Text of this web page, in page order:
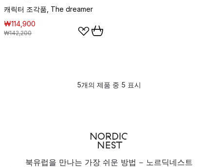
캐릭터 조각품, The dreamer
₩114,900
₩142,200
5개의 제품 중 5 표시
북유럽을 만나는 가장 쉬운 방법 - 노르딕네스트